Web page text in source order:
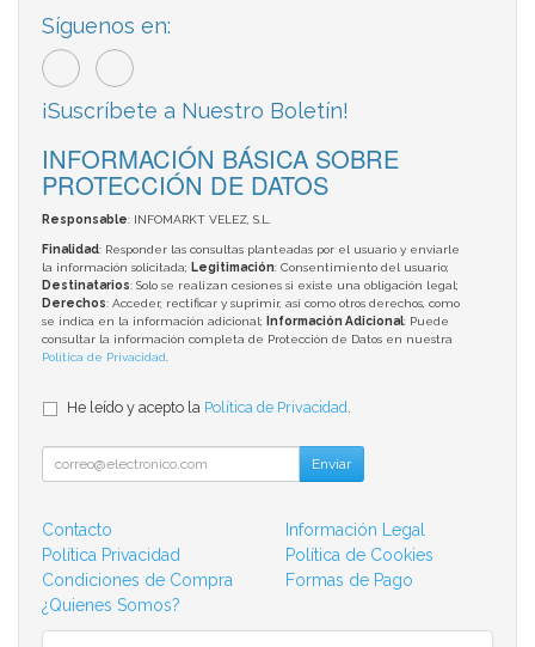
Síguenos en:
¡Suscríbete a Nuestro Boletín!
INFORMACIÓN BÁSICA SOBRE
PROTECCIÓN DE DATOS
Responsable: INFOMARKT VELEZ, S.L.
Finalidad: Responder las consultas planteadas por el usuario y enviarle
la información solicitada; Legitimación: Consentimiento del usuario;
Destinatarios: Solo se realizan cesiones si existe una obligación legal;
Derechos: Acceder, rectificar y suprimir, así como otros derechos, como
se indica en la información adicional;
Información Adicional: Puede
consultar la información completa de Protección de Datos en nuestra
Política de Privacidad
He leído y acepto la Política de Privacidad
Enviar
Contacto
Información Legal
Política Privacidad
Política de Cookies
Condiciones de Compra
Formas de Pago
¿Quienes Somos?